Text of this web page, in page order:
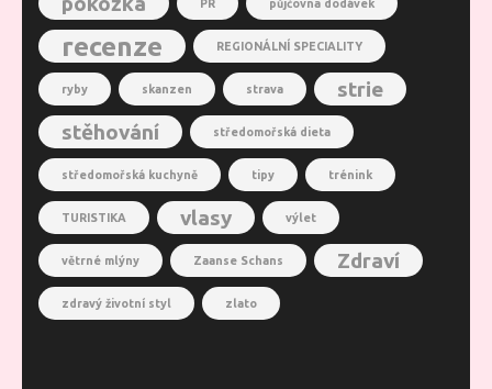
PR půjčovna dodávek
recenze REGIONÁLNÍ SPECIALITY
ryby skanzen strava
strie
stěhování
středomořská dieta
středomořská kuchyně tipy trénink
TURISTIKA vlasy výlet
větrné mlýny Zaanse Schans Zdraví
zdravý životní styl zlato